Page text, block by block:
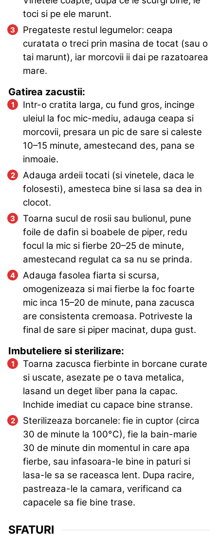
toci si pe ele marunt.
Pregateste restul legumelor: ceapa
curatata o treci prin masina de tocat (sau o
tai marunt), iar morcovii ii dai pe razatoarea
mare.
Gatirea zacustii:
Intr-o cratita larga, cu fund gros, incinge
uleiul la foc mic-mediu, adauga ceapa si
morcovii, presara un pic de sare si caleste
10–15 minute, amestecand des, pana se
inmoaie.
Adauga ardeii tocati (si vinetele, daca le
folosesti), amesteca bine si lasa sa dea in
clocot.
Toarna sucul de rosii sau bulionul, pune
foile de dafin si boabele de piper, redu
focul la mic si fierbe 20–25 de minute,
amestecand regulat ca sa nu se prinda.
Adauga fasolea fiarta si scursa,
omogenizeaza si mai fierbe la foc foarte
mic inca 15–20 de minute, pana zacusca
are consistenta cremoasa. Potriveste la
final de sare si piper macinat, dupa gust.
Imbuteliere si sterilizare:
Toarna zacusca fierbinte in borcane curate
si uscate, asezate pe o tava metalica,
lasand un deget liber pana la capac.
Inchide imediat cu capace bine stranse.
Sterilizeaza borcanele: fie in cuptor (circa
30 de minute la 100°C), fie la bain-marie
30 de minute din momentul in care apa
fierbe, sau infasoara-le bine in paturi si
lasa-le sa se raceasca lent. Dupa racire,
pastreaza-le la camara, verificand ca
capacele sa fie bine trase.
SFATURI